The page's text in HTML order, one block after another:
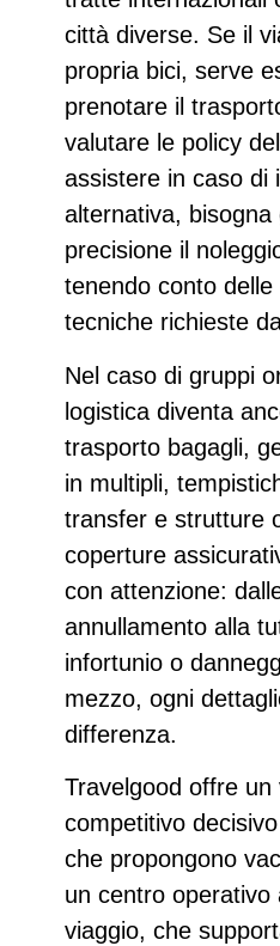
città diverse. Se il
propria bici, serve
prenotare il
valutare le policy
assistere in caso di
alternativa, bisogna
precisione il
tenendo conto
tecniche richieste
Nel caso di gruppi
logistica diventa
trasporto bagagli,
in multipli,
transfer e strutture
coperture
con attenzione:
annullamento alla
infortunio o
mezzo, ogni
differenza.
Travelgood offre un
competitivo
che propongono
un centro operativo
viaggio, che